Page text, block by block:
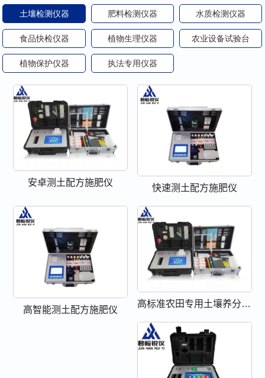
土壤检测仪器 肥料检测仪器 水质检测仪器
食品快检仪器 植物生理仪器 农业设备试验台
植物保护仪器 执法专用仪器
安卓测土配方施肥仪
快速测土配方施肥仪
高智能测土配方施肥仪
高标准农田专用土壤养分检测仪